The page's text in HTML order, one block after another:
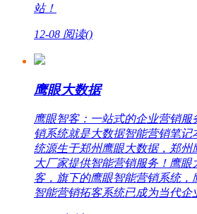
站！
12-08 阅读()
鹰眼大数据
鹰眼智客：一站式的企业营销服
销系统就是大数据智能营销笔记
统源生于郑州鹰眼大数据，郑州
大厂家提供智能营销服务！鹰
客，旗下的鹰眼智能营销系统，
智能营销拓客系统已成为当代企